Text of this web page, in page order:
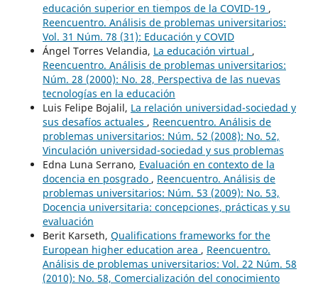
educación superior en tiempos de la COVID-19 ,
Reencuentro. Análisis de problemas universitarios:
Vol. 31 Núm. 78 (31): Educación y COVID
Ángel Torres Velandia, La educación virtual ,
Reencuentro. Análisis de problemas universitarios:
Núm. 28 (2000): No. 28, Perspectiva de las nuevas
tecnologías en la educación
Luis Felipe Bojalil, La relación universidad-sociedad y
sus desafíos actuales , Reencuentro. Análisis de
problemas universitarios: Núm. 52 (2008): No. 52,
Vinculación universidad-sociedad y sus problemas
Edna Luna Serrano, Evaluación en contexto de la
docencia en posgrado , Reencuentro. Análisis de
problemas universitarios: Núm. 53 (2009): No. 53,
Docencia universitaria: concepciones, prácticas y su
evaluación
Berit Karseth, Qualifications frameworks for the
European higher education area , Reencuentro.
Análisis de problemas universitarios: Vol. 22 Núm. 58
(2010): No. 58, Comercialización del conocimiento